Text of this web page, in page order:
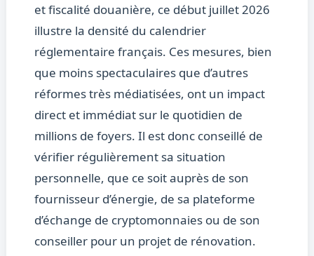
et fiscalité douanière, ce début juillet 2026
illustre la densité du calendrier
réglementaire français. Ces mesures, bien
que moins spectaculaires que d’autres
réformes très médiatisées, ont un impact
direct et immédiat sur le quotidien de
millions de foyers. Il est donc conseillé de
vérifier régulièrement sa situation
personnelle, que ce soit auprès de son
fournisseur d’énergie, de sa plateforme
d’échange de cryptomonnaies ou de son
conseiller pour un projet de rénovation.